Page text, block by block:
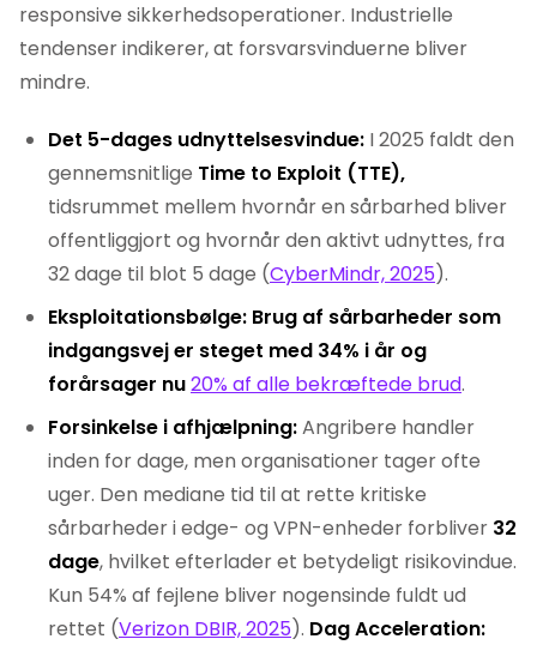
responsive sikkerhedsoperationer. Industrielle
tendenser indikerer, at forsvarsvinduerne bliver
mindre.
Det 5-dages udnyttelsesvindue: I 2025 faldt den
gennemsnitlige Time to Exploit (TTE),
tidsrummet mellem hvornår en sårbarhed bliver
offentliggjort og hvornår den aktivt udnyttes, fra
32 dage til blot 5 dage (CyberMindr, 2025).
Eksploitationsbølge: Brug af sårbarheder som
indgangsvej er steget med 34% i år og
forårsager nu20% af alle bekræftede brud.
Forsinkelse i afhjælpning:Angribere handler
inden for dage, men organisationer tager ofte
uger. Den mediane tid til at rette kritiske
sårbarheder i edge- og VPN-enheder forbliver 32
dage, hvilket efterlader et betydeligt risikovindue.
Kun 54% af fejlene bliver nogensinde fuldt ud
rettet (Verizon DBIR, 2025). Dag Acceleration: